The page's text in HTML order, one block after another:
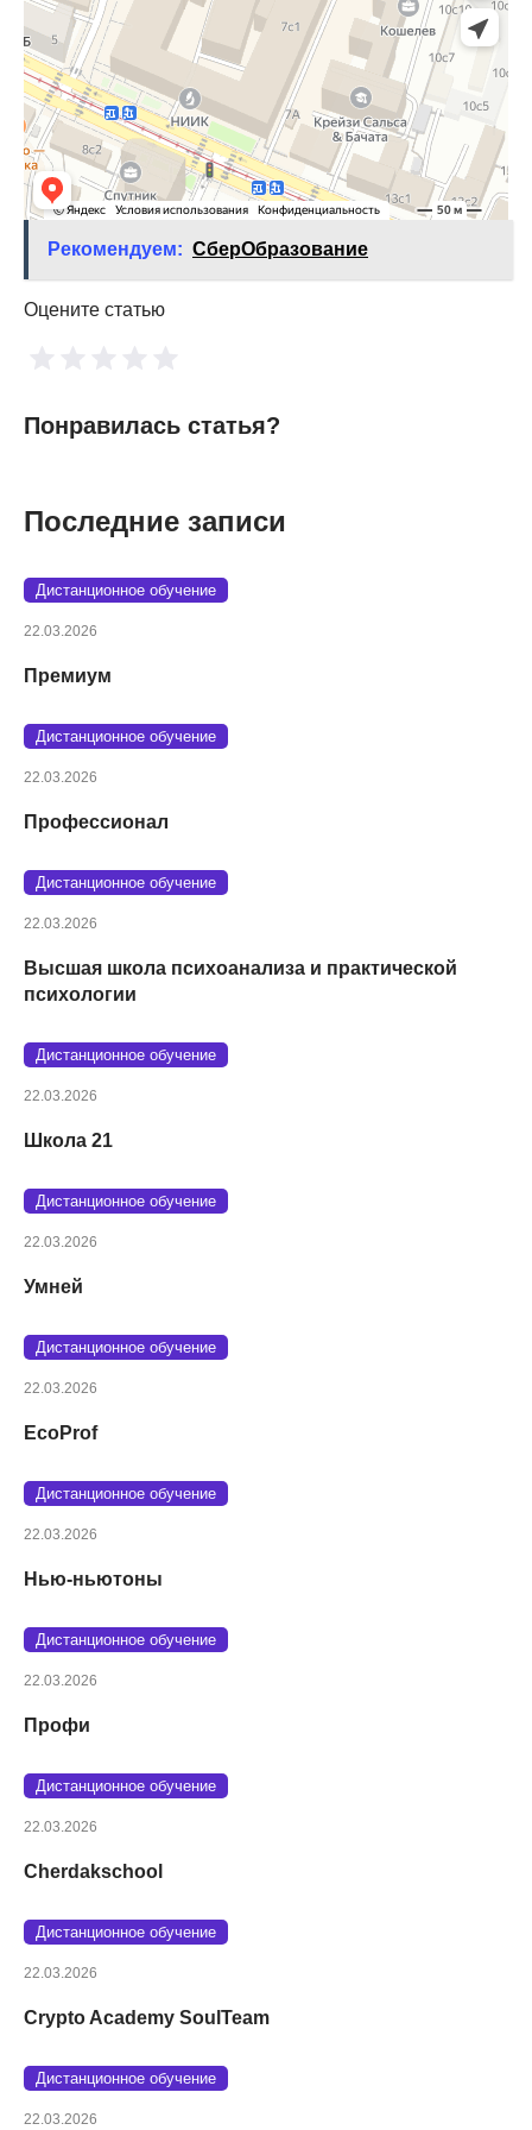
Рекомендуем: СберОбразование
Оцените статью
Понравилась статья?
Последние записи
Дистанционное обучение
22.03.2026
Премиум
Дистанционное обучение
22.03.2026
Профессионал
Дистанционное обучение
22.03.2026
Высшая школа психоанализа и практической
психологии
Дистанционное обучение
22.03.2026
Школа 21
Дистанционное обучение
22.03.2026
Умней
Дистанционное обучение
22.03.2026
EcoProf
Дистанционное обучение
22.03.2026
Нью-ньютоны
Дистанционное обучение
22.03.2026
Профи
Дистанционное обучение
22.03.2026
Cherdakschool
Дистанционное обучение
22.03.2026
Crypto Academy SoulTeam
Дистанционное обучение
22.03.2026